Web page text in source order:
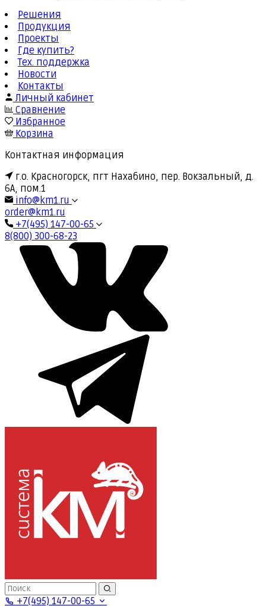
Решения
Продукция
Проекты
Где купить?
Тех. поддержка
Новости
Контакты
Личный кабинет
Сравнение
Избранное
Корзина
Контактная информация
г.о. Красногорск, пгт Нахабино, пер. Вокзальный, д.
6А, пом.1
info@km1.ru
order@km1.ru
+7(495) 147-00-65
8(800) 300-68-23
+7(495) 147-00-65